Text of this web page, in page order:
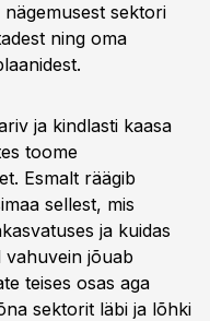
sektori
ning oma
ja kindlasti kaasa
toome
Esmalt räägib
sellest, mis
ja kuidas
vahuvein jõuab
teises osas aga
sektorit läbi ja lõhki